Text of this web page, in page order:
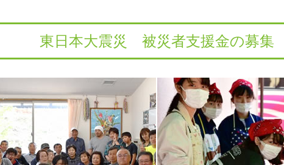
東日本大震災 被災者支援金の募集